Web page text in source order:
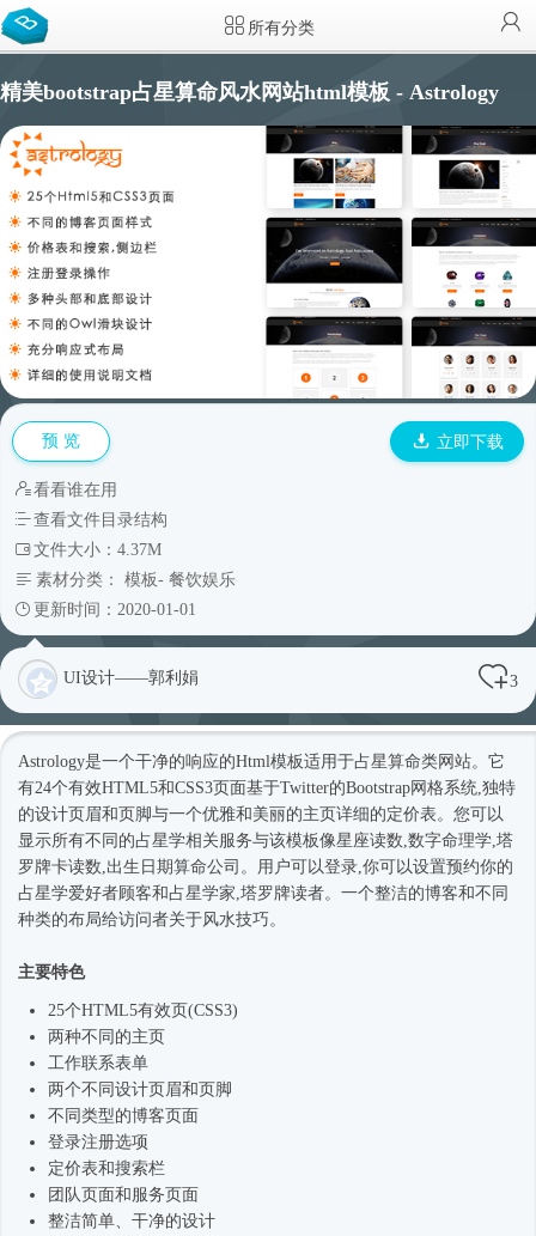
所有分类
精美bootstrap占星算命风水网站html模板 - Astrology
预 览 立即下载
看看谁在用
查看文件目录结构
文件大小：4.37M
素材分类： 模板- 餐饮娱乐
更新时间：2020-01-01
UI设计——郭利娟 3
Astrology是一个干净的响应的Html模板适用于占星算命类网站。它
有24个有效HTML5和CSS3页面基于Twitter的Bootstrap网格系统,独特
的设计页眉和页脚与一个优雅和美丽的主页详细的定价表。您可以
显示所有不同的占星学相关服务与该模板像星座读数,数字命理学,塔
罗牌卡读数,出生日期算命公司。用户可以登录,你可以设置预约你的
占星学爱好者顾客和占星学家,塔罗牌读者。一个整洁的博客和不同
种类的布局给访问者关于风水技巧。
主要特色
25个HTML5有效页(CSS3)
两种不同的主页
工作联系表单
两个不同设计页眉和页脚
不同类型的博客页面
登录注册选项
定价表和搜索栏
团队页面和服务页面
整洁简单、干净的设计